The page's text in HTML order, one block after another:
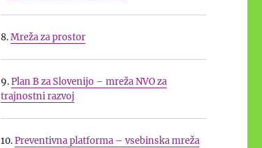
8.Mreža za prostor
9.Plan B za Slovenijo – mreža NVO za
trajnostni razvoj
10.Preventivna platforma – vsebinska mreža